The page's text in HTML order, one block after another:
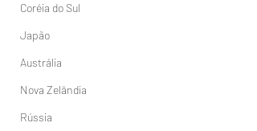
Coréia do Sul
Japão
Austrália
Nova Zelândia
Rússia